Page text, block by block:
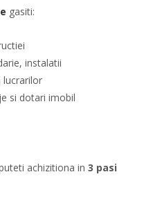
gasiti:
instalatii
lucrarilor
si dotari imobil
achizitiona in 3 pasi